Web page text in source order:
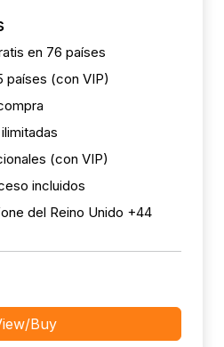
en 76 países
países (con VIP)
(con VIP)
incluidos
del Reino Unido +44
Buy